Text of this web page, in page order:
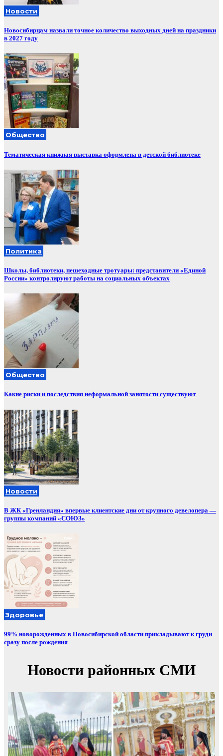
Новости
Новосибирцам назвали точное количество выходных дней на праздники
в 2027 году
Общество
Тематическая книжная выставка оформлена в детской библиотеке
Политика
Школы, библиотеки, пешеходные тротуары: представители «Единой
России» контролируют работы на социальных объектах
Общество
Какие риски и последствия неформальной занятости существуют
Новости
В ЖК «Гренландия» впервые клиентские дни от крупного девелопера —
группы компаний «СОЮЗ»
Здоровье
99% новорожденных в Новосибирской области прикладывают к груди
сразу после рождения